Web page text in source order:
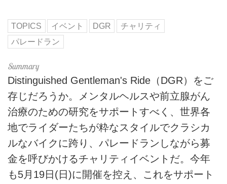
TOPICS イベント DGR
チャリティ
パレードラン
Distinguished Gentleman's Ride（DGR）をご
存じだろうか。メンタルヘルスや前立腺がん
治療のための研究をサポートすべく、世界各
地でライダーたちが粋なスタイルでクラシカ
ルなバイクに跨り、パレードランしながら募
金を呼びかけるチャリティイベントだ。今年
も5月19日(日)に開催を控え、これをサポート